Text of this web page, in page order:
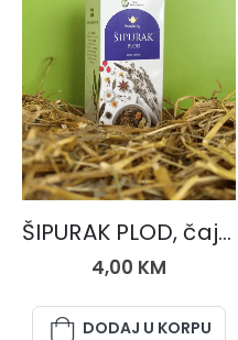
ČAJEVI
ŠIPURAK PLOD, čaj 50 gr.
4,00 KM
DODAJ U KORPU